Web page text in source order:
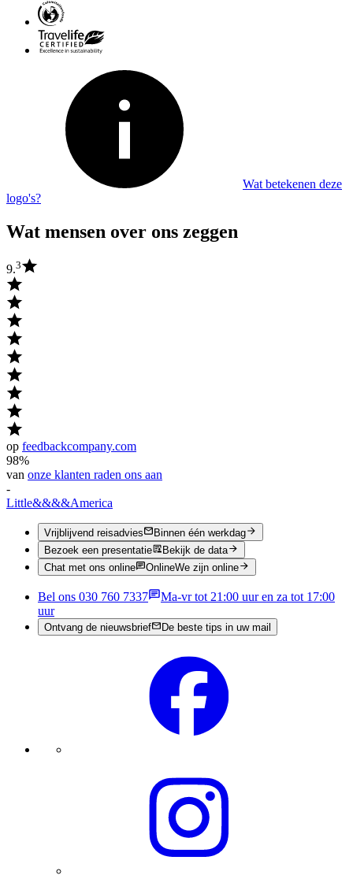
Wat betekenen deze
logo's?
Wat mensen over ons zeggen
9.3
op feedbackcompany.com
98%
van onze klanten raden ons aan
-
Little&&&&America
Vrijblijvend reisadvies
Binnen één werkdag
Bezoek een presentatie
Bekijk de data
Chat met ons online
OnlineWe zijn online
Bel ons 030 760 7337
Ma-vr tot 21:00 uur en za tot 17:00
uur
Ontvang de nieuwsbrief De beste tips in uw mail